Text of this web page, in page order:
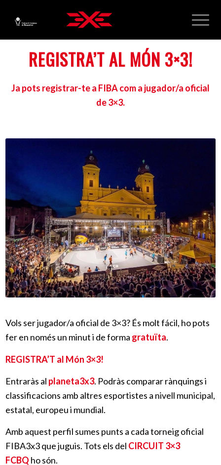
REGISTRA’T AL MÓN 3×3!
Ja pots registrar-te a FIBA com a jugador/a oficial
de 3×3.
Vols ser jugador/a oficial de 3×3? És molt fácil, ho pots
fer en només un minut i de forma gratuïta.
REGISTRA’T al Món 3×3!
Entraràs al planeta3x3. Podràs comparar rànquings i
classificacions amb altres esportistes a nivell municipal,
estatal, europeu i mundial.
Amb aquest perfil sumes punts a cada torneig oficial
FIBA3x3 que juguis. Tots els del CIRCUIT 3×3
FCBQ ho són.